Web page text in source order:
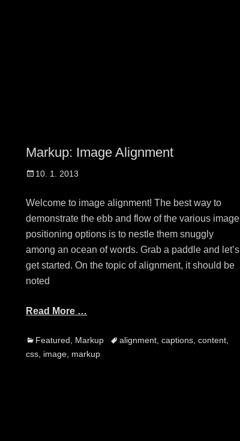
Markup: Image Alignment
Posted
10. 1. 2013
Welcome to image alignment! The best way to
demonstrate the ebb and flow of the various image
positioning options is to nestle them snuggly
among an ocean of words. Grab a paddle and let’s
get started. On the topic of alignment, it should be
noted
Read More …
Categories
Featured, Markup Tagsalignment,captions,content,
css, image, markup